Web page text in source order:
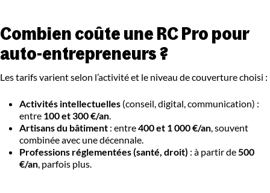
Combien coûte une RC Pro pour
auto-entrepreneurs ?
Les tarifs varient selon l’activité et le niveau de couverture choisi :
Activités intellectuelles (conseil, digital, communication) :
entre 100 et 300 €/an
Artisans du bâtiment : entre400 et 1 000 €/an , souvent
combinée avec une décennale.
Professions réglementées (santé, droit) : à partir de 500
€/an , parfois plus.